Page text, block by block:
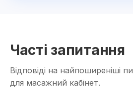
Часті запитання
Відповіді на найпоширеніші
для масажний кабінет.